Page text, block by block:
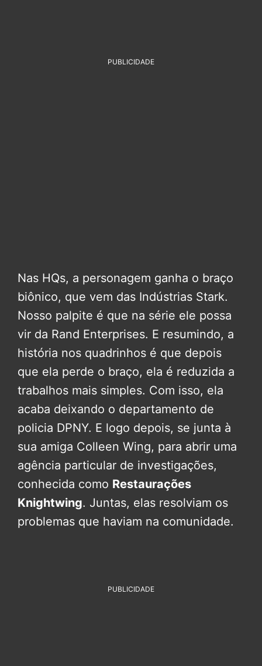
PUBLICIDADE
Nas HQs, a personagem ganha o braço
biônico, que vem das Indústrias Stark.
Nosso palpite é que na série ele possa
vir da Rand Enterprises. E resumindo, a
história nos quadrinhos é que depois
que ela perde o braço, ela é reduzida a
trabalhos mais simples. Com isso, ela
acaba deixando o departamento de
policia DPNY. E logo depois, se junta à
sua amiga Colleen Wing, para abrir uma
agência particular de investigações,
conhecida como Restaurações
Knightwing. Juntas, elas resolviam os
problemas que haviam na comunidade.
PUBLICIDADE